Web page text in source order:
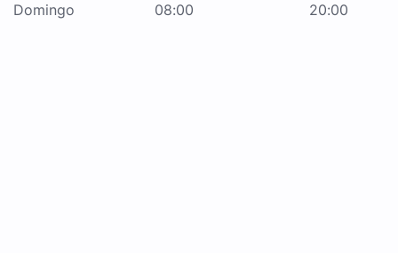
Domingo 08:00 20:00